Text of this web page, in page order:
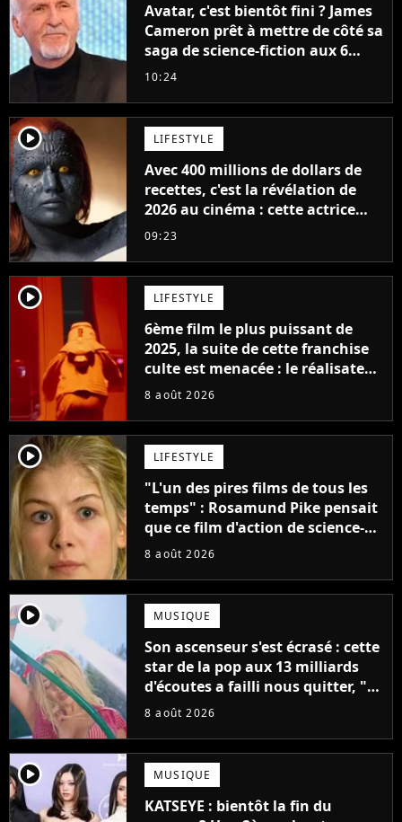
Avatar, c'est bientôt fini ? James
Cameron prêt à mettre de côté sa
saga de science-fiction aux 6
milliards de recettes
10:24
player2 LIFESTYLE
Avec 400 millions de dollars de
recettes, c'est la révélation de
2026 au cinéma : cette actrice
adorée prête à remplacer
09:23
player2 LIFESTYLE
6ème film le plus puissant de
2025, la suite de cette franchise
culte est menacée : le réalisateur
claque la porte pour "différends
8 août 2026
player2 LIFESTYLE
"L'un des pires films de tous les
temps" : Rosamund Pike pensait
que ce film d'action de science-
fiction avec Dwayne Johnson
8 août 2026
player2 MUSIQUE
Son ascenseur s'est écrasé : cette
star de la pop aux 13 milliards
d'écoutes a failli nous quitter, "Je
pensais ne plus jamais chanter"
8 août 2026
player2 MUSIQUE
KATSEYE : bientôt la fin du